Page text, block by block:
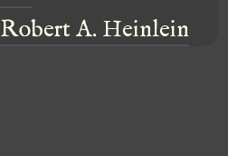
Robert A. Heinlein